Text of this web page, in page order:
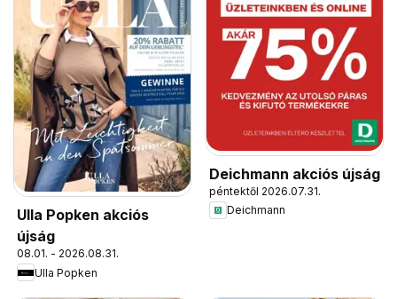
Ulla Popken akciós
újság
08.01. - 2026.08.31.
Ulla Popken
Deichmann akciós újság
péntektől 2026.07.31.
Deichmann